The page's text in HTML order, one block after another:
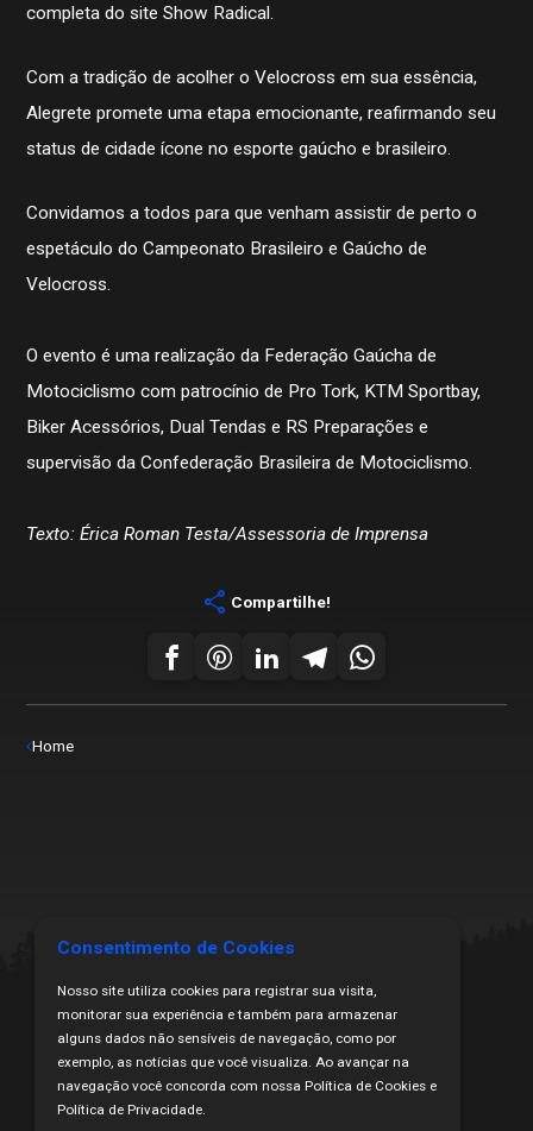
completa do site Show Radical.
Com a tradição de acolher o Velocross em sua essência,
Alegrete promete uma etapa emocionante, reafirmando seu
status de cidade ícone no esporte gaúcho e brasileiro.
Convidamos a todos para que venham assistir de perto o
espetáculo do Campeonato Brasileiro e Gaúcho de
Velocross.
O evento é uma realização da Federação Gaúcha de
Motociclismo com patrocínio de Pro Tork, KTM Sportbay,
Biker Acessórios, Dual Tendas e RS Preparações e
supervisão da Confederação Brasileira de Motociclismo.
Texto: Érica Roman Testa/Assessoria de Imprensa
share Compartilhe!
Home
Todos os Direitos Reservados | Copyright ₢ 2024
Proibida a cópia ou veiculação sem citação da fonte.
Consentimento de Cookies
Nosso site utiliza cookies para registrar sua visita,
monitorar sua experiência e também para armazenar
alguns dados não sensíveis de navegação, como por
exemplo, as notícias que você visualiza. Ao avançar na
navegação você concorda com nossa Política de Cookies e
Política de Privacidade.